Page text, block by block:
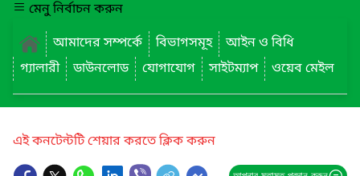
মেনু নির্বাচন করুন
আমাদের সম্পর্কে
বিভাগসমূহ
আইন ও বিধি
গ্যালারী
ডাউনলোড যোগাযোগ সাইটম্যাপ ওয়েব মেইল
এই কনটেন্টটি শেয়ার করতে ক্লিক করুন